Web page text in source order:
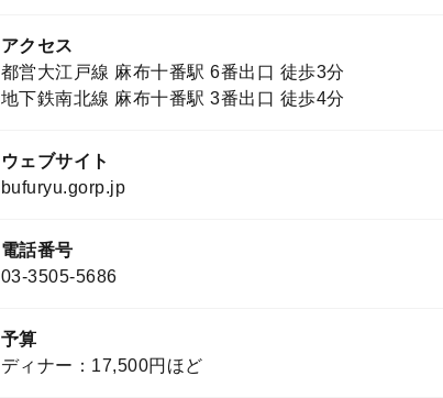
アクセス
都営大江戸線 麻布十番駅 6番出口 徒歩3分
地下鉄南北線 麻布十番駅 3番出口 徒歩4分
ウェブサイト
bufuryu.gorp.jp
電話番号
03-3505-5686
予算
ディナー：17,500円ほど